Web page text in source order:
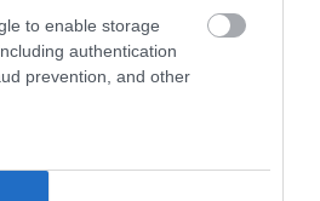
to enable storage
authentication
prevention, and other